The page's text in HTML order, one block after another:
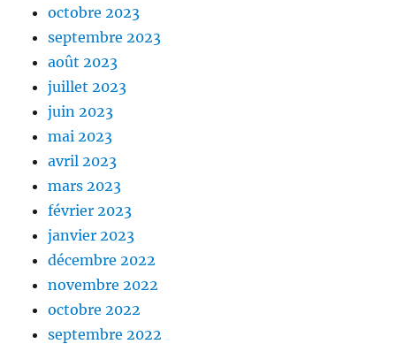
octobre 2023
septembre 2023
août 2023
juillet 2023
juin 2023
mai 2023
avril 2023
mars 2023
février 2023
janvier 2023
décembre 2022
novembre 2022
octobre 2022
septembre 2022